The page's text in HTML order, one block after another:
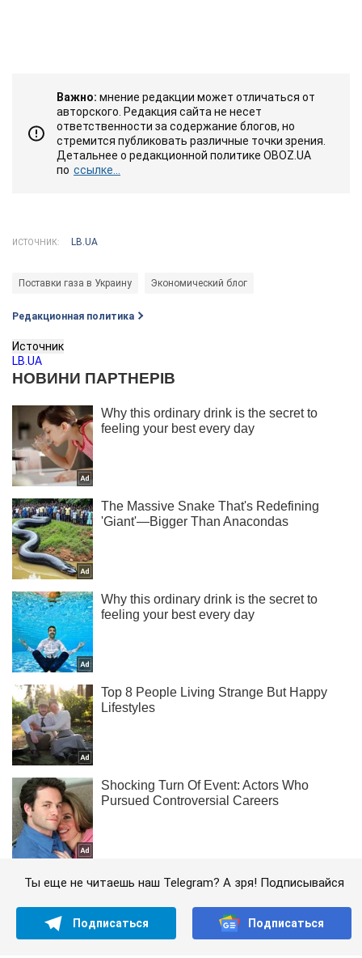
Важно: мнение редакции может отличаться от
авторского. Редакция сайта не несет
ответственности за содержание блогов, но
стремится публиковать различные точки зрения.
Детальнее о редакционной политике OBOZ.UA
по ссылке...
ИСТОЧНИК: LB.UA
Поставки газа в Украину Экономический блог
Редакционная политика
Источник
LB.UA
Ты еще не читаешь наш Telegram? А зря! Подписывайся
Подписаться Подписаться